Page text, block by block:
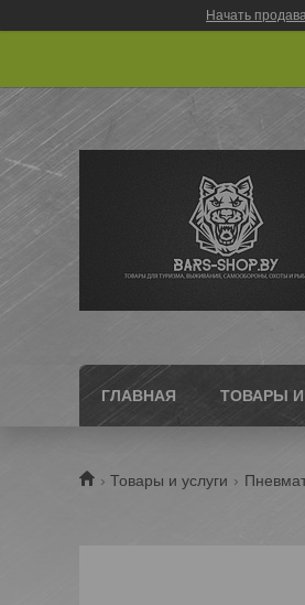
Начать
ГЛАВНАЯ ТОВАРЫ И
Товары и услуги